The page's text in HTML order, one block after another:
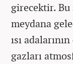
girecektir. Bu
meydana
ısı
gazları